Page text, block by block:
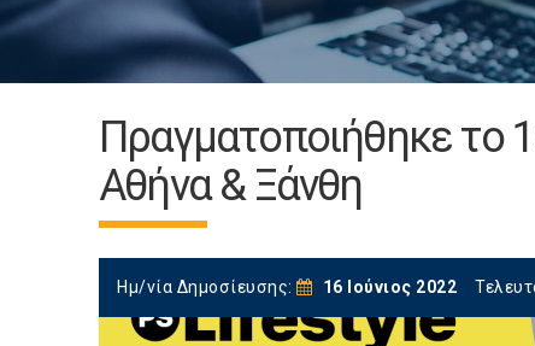
Πραγματοποιήθηκε το
Αθήνα & Ξάνθη
Ημ/νία Δημοσίευσης: 16 Ιούνιος 2022